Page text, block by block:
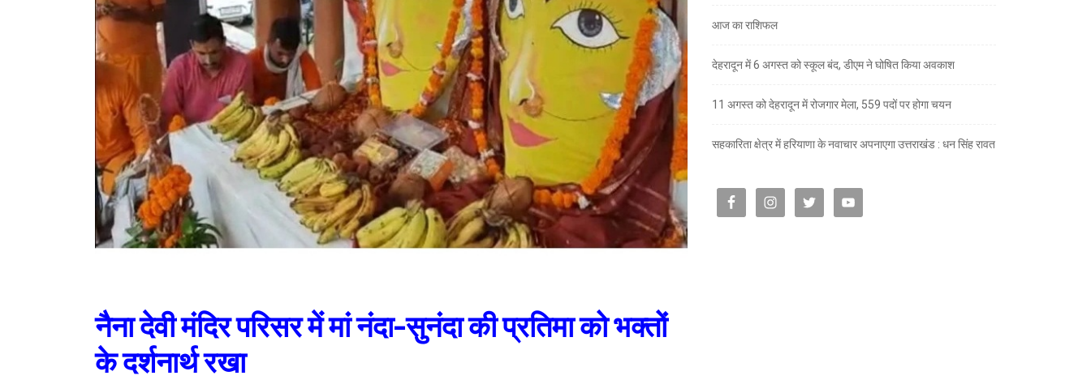
नैना देवी मंदिर परिसर में मां नंदा-सुनंदा की प्रतिमा को भक्तों
के दर्शनार्थ रखा
आज का राशिफल
देहरादून में 6 अगस्त को स्कूल बंद, डीएम ने घोषित किया अवकाश
11 अगस्त को देहरादून में रोजगार मेला, 559 पदों पर होगा चयन
सहकारिता क्षेत्र में हरियाणा के नवाचार अपनाएगा उत्तराखंड : धन सिंह रावत